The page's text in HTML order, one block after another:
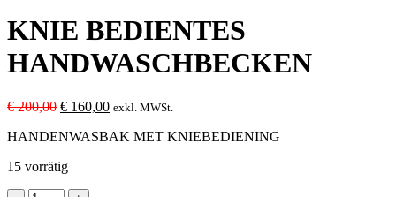
ist:
€ 1.338,75.
KNIE BEDIENTES
HANDWASCHBECKEN
€200,00 Ursprünglicher
war:
€ 160,00Aktueller
ist:
exkl. MWSt.
HANDENWASBAK MET KNIEBEDIENING
15 vorrätig